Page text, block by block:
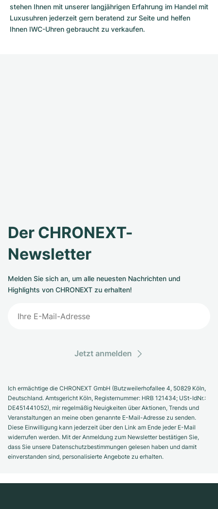
stehen Ihnen mit unserer langjährigen Erfahrung im Handel mit
Luxusuhren jederzeit gern beratend zur Seite und helfen
Ihnen IWC-Uhren gebraucht zu verkaufen.
Der CHRONEXT-
Newsletter
Melden Sie sich an, um alle neuesten Nachrichten und
Highlights von CHRONEXT zu erhalten!
Jetzt anmelden
Ich ermächtige die CHRONEXT GmbH (Butzweilerhofallee 4, 50829 Köln,
Deutschland. Amtsgericht Köln, Registernummer: HRB 121434; USt-IdNr.:
DE451441052), mir regelmäßig Neuigkeiten über Aktionen, Trends und
Veranstaltungen an meine oben genannte E-Mail-Adresse zu senden.
Diese Einwilligung kann jederzeit über den Link am Ende jeder E-Mail
widerrufen werden. Mit der Anmeldung zum Newsletter bestätigen Sie,
dass Sie unsere Datenschutzbestimmungen gelesen haben und damit
einverstanden sind, personalisierte Angebote zu erhalten.